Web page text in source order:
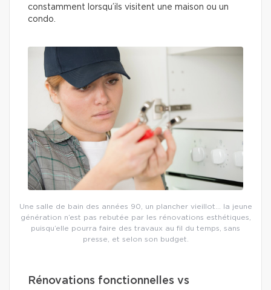
constamment lorsqu’ils visitent une maison ou un
condo.
Une salle de bain des années 90, un plancher vieillot… la jeune
génération n’est pas rebutée par les rénovations esthétiques,
puisqu’elle pourra faire des travaux au fil du temps, sans
presse, et selon son budget.
Rénovations fonctionnelles vs